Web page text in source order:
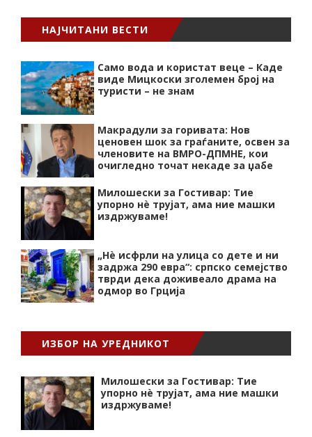
НАЈЧИТАНИ ВЕСТИ
Само вода и користат веце – Каде
виде Мицкоски зголемен број на
туристи – не знам
Макрадули за горивата: Нов
ценовен шок за граѓаните, освен за
членовите на ВМРО-ДПМНЕ, кои
очигледно точат некаде за џабе
Милошески за Гостивар: Тие
упорно нѐ трујат, ама ние машки
издржуваме!
„Нѐ исфрли на улица со дете и ни
задржа 290 евра“: српско семејство
тврди дека доживеало драма на
одмор во Грција
ИЗБОР НА УРЕДНИКОТ
Милошески за Гостивар: Тие
упорно нѐ трујат, ама ние машки
издржуваме!